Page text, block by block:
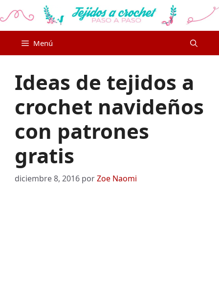
al
Menú
Ideas de tejidos a
crochet navideños
con patrones
gratis
diciembre 8, 2016 porZoe Naomi